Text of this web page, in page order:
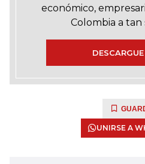
económico,
Colombia a
UNIRSE A